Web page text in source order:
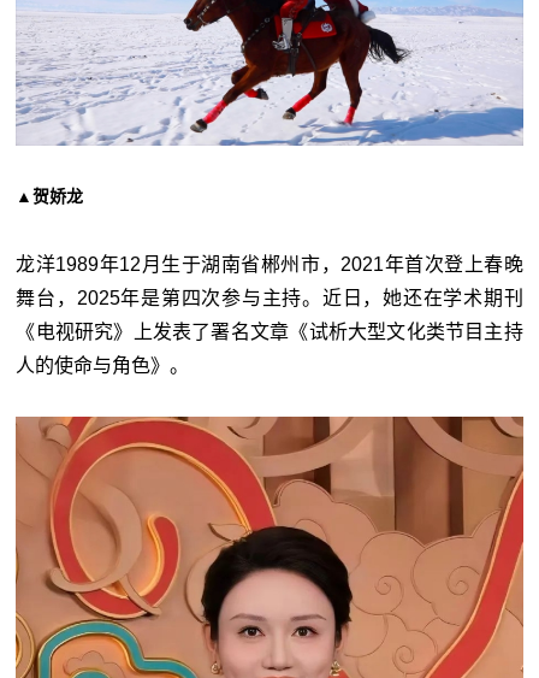
▲贺娇龙
龙洋1989年12月生于湖南省郴州市，2021年首次登上春晚
舞台，2025年是第四次参与主持。近日，她还在学术期刊
《电视研究》上发表了署名文章《试析大型文化类节目主持
人的使命与角色》。